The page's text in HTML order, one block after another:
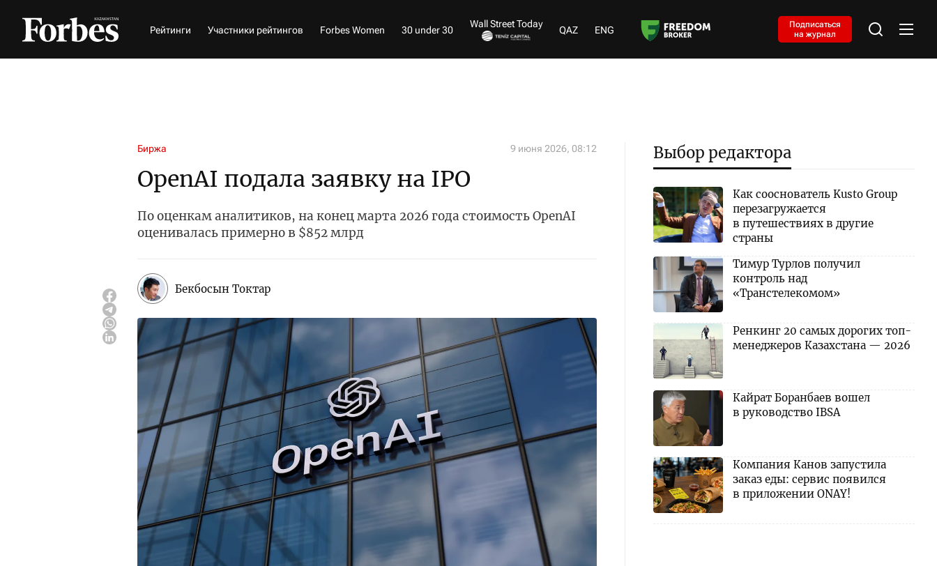
Рейтинги Участники рейтингов Forbes Women 30 under 30
Wall Street Today
QAZ ENG
Подписаться
на журнал
Биржа 9 июня 2026, 08:12
OpenAI подала заявку на IPO
По оценкам аналитиков, на конец марта 2026 года стоимость OpenAI
оценивалась примерно в $852 млрд
Бекбосын Токтар
Выбор редактора
Как сооснователь Kusto Group
перезагружается
в путешествиях в другие
страны
Тимур Турлов получил
контроль над
«Транстелекомом»
Ренкинг 20 самых дорогих топ-
менеджеров Казахстана — 2026
Кайрат Боранбаев вошел
в руководство IBSA
Компания Канов запустила
заказ еды: сервис появился
в приложении ONAY!